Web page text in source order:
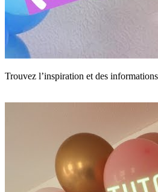
Trouvez l’inspiration et des